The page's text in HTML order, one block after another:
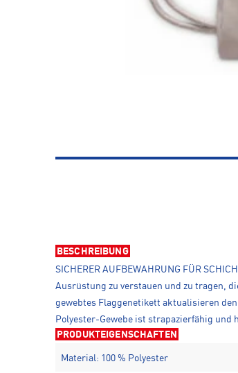
BESCHREIBUNG
SICHERER AUFBEWAHRUNG FÜR
Ausrüstung zu verstauen und zu tragen,
gewebtes Flaggenetikett aktualisieren
Polyester-Gewebe ist strapazierfähig und
PRODUKTEIGENSCHAFTEN
Material: 100 % Polyester